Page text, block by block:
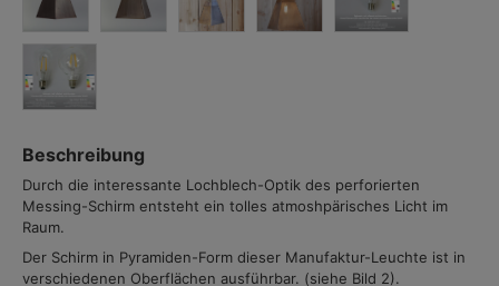
Beschreibung
Durch die interessante Lochblech-Optik des perforierten
Messing-Schirm entsteht ein tolles atmoshpärisches Licht im
Raum.
Der Schirm in Pyramiden-Form dieser Manufaktur-Leuchte ist in
verschiedenen Oberflächen ausführbar. (siehe Bild 2).